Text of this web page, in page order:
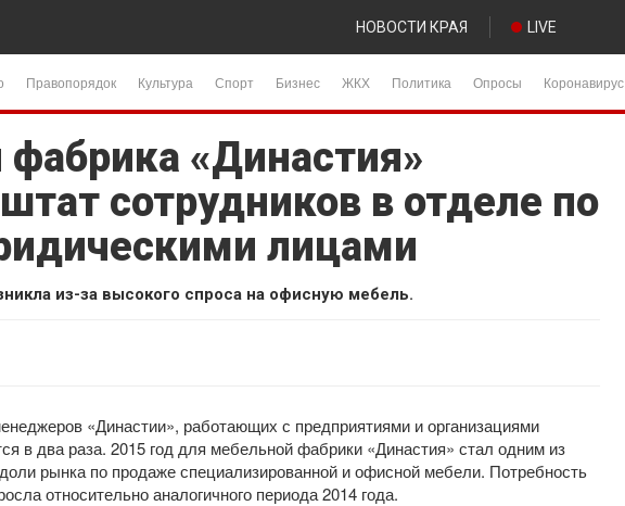
НОВОСТИ КРАЯ LIVE
Правопорядок Культура Спорт Бизнес ЖКХ Политика Опросы Коронавирус
«Династия»
сотрудников в отделе по
лицами
из-за высокого спроса на офисную мебель.
«Династии», работающих с предприятиями и организациями
в два раза. 2015 год для мебельной фабрики «Династия» стал одним из
рынка по продаже специализированной и офисной мебели. Потребность
относительно аналогичного периода 2014 года.